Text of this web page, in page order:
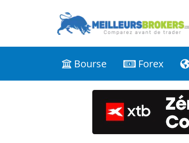
Bourse Forex